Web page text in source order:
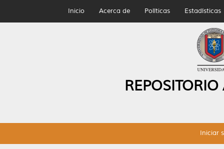
Inicio Acerca de Políticas Estadísticas
Iniciar